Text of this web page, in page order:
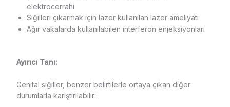
elektrocerrahi
Siğilleri çıkarmak için lazer kullanılan lazer ameliyatı
Ağır vakalarda kullanılabilen interferon enjeksiyonları
Ayırıcı Tanı:
Genital siğiller, benzer belirtilerle ortaya çıkan diğer
durumlarla karıştırılabilir: